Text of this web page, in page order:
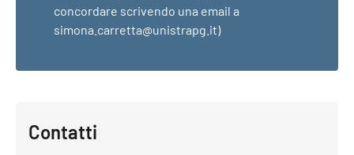
concordare scrivendo una email a
simona.carretta@unistrapg.it)
Contatti